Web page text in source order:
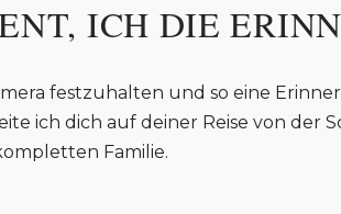
ICH DIE
festzuhalten und so eine
ich dich auf deiner Reise von der
Familie.